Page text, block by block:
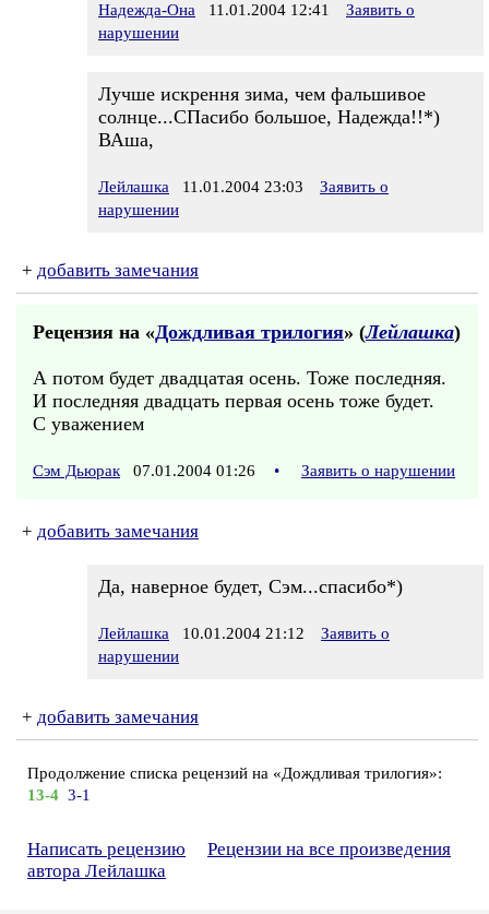
Надежда-Она 11.01.2004 12:41
Заявить о
нарушении
Лучше искрення зима, чем фальшивое
солнце...СПасибо большое, Надежда!!*)
ВАша,
Лейлашка 11.01.2004 23:03
Заявить о
нарушении
+ добавить замечания
Рецензия на «Дождливая трилогия» (Лейлашка)
А потом будет двадцатая осень. Тоже последняя.
И последняя двадцать первая осень тоже будет.
С уважением
Сэм Дьюрак 07.01.2004 01:26 • Заявить о нарушении
+ добавить замечания
Да, наверное будет, Сэм...спасибо*)
Лейлашка 10.01.2004 21:12
Заявить о
нарушении
+ добавить замечания
Продолжение списка рецензий на «Дождливая трилогия»:
13-4 3-1
Написать рецензию
Рецензии на все произведения
автора Лейлашка